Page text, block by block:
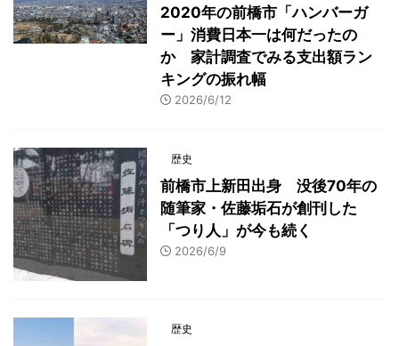
2020年の前橋市「ハンバーガ
ー」消費日本一は何だったの
か 家計調査でみる支出額ラン
キングの振れ幅
2026/6/12
歴史
前橋市上新田出身 没後70年の
随筆家・佐藤垢石が創刊した
「つり人」が今も続く
2026/6/9
歴史